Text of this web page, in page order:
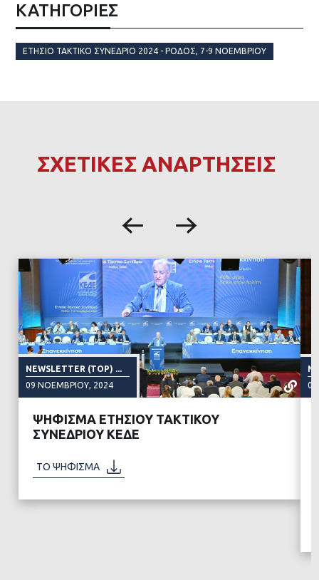
ΚΑΤΗΓΟΡΙΕΣ
ΕΤΉΣΙΟ ΤΑΚΤΙΚΌ ΣΥΝΈΔΡΙΟ 2024 - ΡΌΔΟΣ, 7-9 ΝΟΕΜΒΡΊΟΥ
ΣΧΕΤΙΚΕΣ ΑΝΑΡΤΗΣΕΙΣ
NEWSLETTER (TOP) ...
09 ΝΟΕΜΒΡΊΟΥ, 2024
ΔΙΑΒΑΣΤΕ ΠΕΡΙΣΣΟΤΕΡΑ
ΨΗΦΙΣΜΑ ΕΤΗΣΙΟΥ ΤΑΚΤΙΚΟΥ
ΣΥΝΕΔΡΙΟΥ ΚΕΔΕ
ΤΟ ΨΗΦΙΣΜΑ